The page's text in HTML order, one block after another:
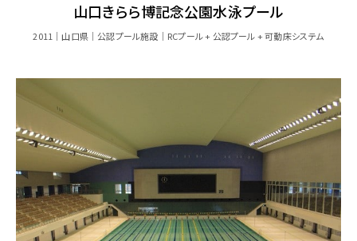
山口きらら博記念公園水泳プール
2011 山口県 公認プール施設 RCプール + 公認プール + 可動床システム